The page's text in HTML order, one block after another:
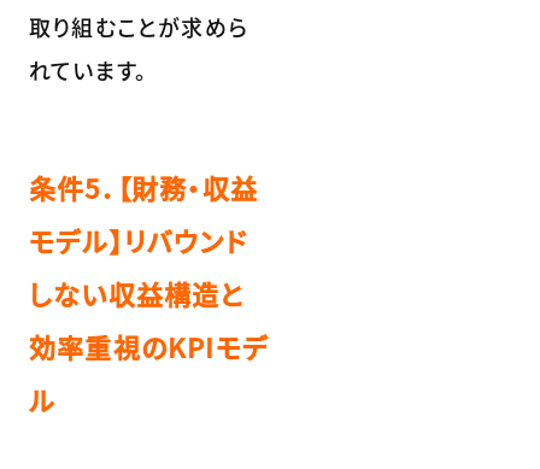
取り組むことが求めら
れています。
条件5．【財務・収益
モデル】リバウンド
しない収益構造と
効率重視のKPIモデ
ル